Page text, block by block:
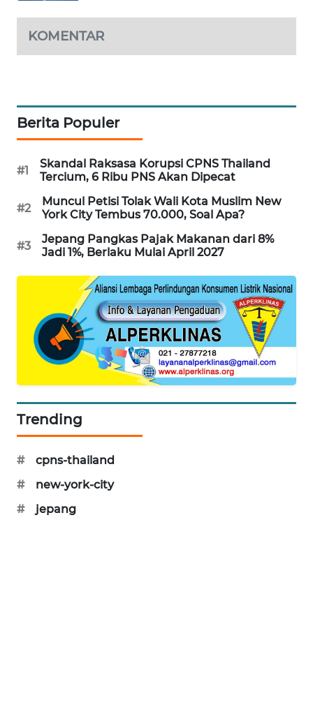
KOMENTAR
Berita Populer
#1
Skandal Raksasa Korupsi CPNS Thailand
Tercium, 6 Ribu PNS Akan Dipecat
#2
Muncul Petisi Tolak Wali Kota Muslim New
York City Tembus 70.000, Soal Apa?
#3
Jepang Pangkas Pajak Makanan dari 8%
Jadi 1%, Berlaku Mulai April 2027
Trending
#
cpns-thailand
#
new-york-city
#
jepang
WAHANA
HEALTH
DESA
WISATA
LAPAK
WAHANA
Wahana
LISTRIK
MASYARAKAT
KELISTRIKAN
WALINKI
MAWAKA
ID
MARTABAT
NET